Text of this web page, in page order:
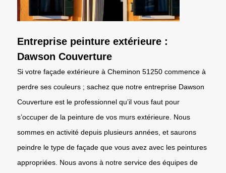
Entreprise peinture extérieure :
Dawson Couverture
Si votre façade extérieure à Cheminon 51250 commence à
perdre ses couleurs ; sachez que notre entreprise Dawson
Couverture est le professionnel qu’il vous faut pour
s’occuper de la peinture de vos murs extérieure. Nous
sommes en activité depuis plusieurs années, et saurons
peindre le type de façade que vous avez avec les peintures
appropriées. Nous avons à notre service des équipes de